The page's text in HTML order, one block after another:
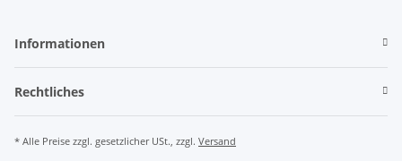
Informationen
Rechtliches
* Alle Preise zzgl. gesetzlicher USt., zzgl. Versand